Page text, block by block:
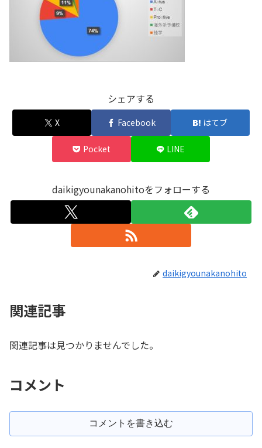
シェアする
X Facebook はてブ
Pocket LINE
daikigyounakanohitoをフォローする
daikigyounakanohito
関連記事
関連記事は見つかりませんでした。
コメント
コメントを書き込む